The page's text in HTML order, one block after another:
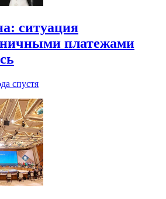
ситуация
платежами
спустя